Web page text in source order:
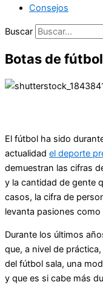
Consejos
Buscar
Botas de
El fútbol ha sido
actualidad el deporte
demuestran las cifras
y la cantidad de gente
casos, la cifra de
levanta pasiones
Durante los últimos
que, a nivel de
del fútbol sala, una
y que es si cabe más